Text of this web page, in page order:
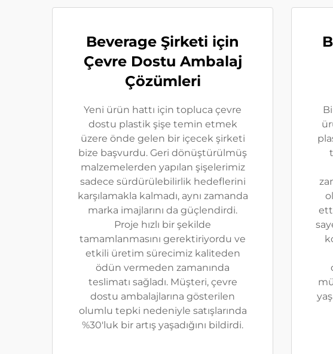
Beverage Şirketi için
Çevre Dostu Ambalaj
Çözümleri
Yeni ürün hattı için topluca çevre
dostu plastik şişe temin etmek
üzere önde gelen bir içecek şirketi
bize başvurdu. Geri dönüştürülmüş
malzemelerden yapılan şişelerimiz
sadece sürdürülebilirlik hedeflerini
karşılamakla kalmadı, aynı zamanda
marka imajlarını da güçlendirdi.
Proje hızlı bir şekilde
tamamlanmasını gerektiriyordu ve
etkili üretim sürecimiz kaliteden
ödün vermeden zamanında
teslimatı sağladı. Müşteri, çevre
dostu ambalajlarına gösterilen
olumlu tepki nedeniyle satışlarında
%30'luk bir artış yaşadığını bildirdi.